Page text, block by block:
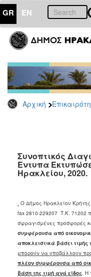
GR EN
Αρχική
ΕΠΙΚΑΙΡΟΤΗΤΑ
-
Δημοπρασίες
Αρχείο
2026
2022
2019
2018
2017
2016
2015
Συνοπτικός
Έντυπα
Ηρακλείου, 2020.
Ο Δήμος Ηρακλείου Κρήτης
fax 2810-229207 Τ.Κ. 71202
σφραγισμένες προσφορές
συμφέρουσα από
αποκλειστικά βάσει τιμής
μπορούν να υποβάλλουν
πλέον συμφέρουσα από
βάση της τιμή ανά είδος .